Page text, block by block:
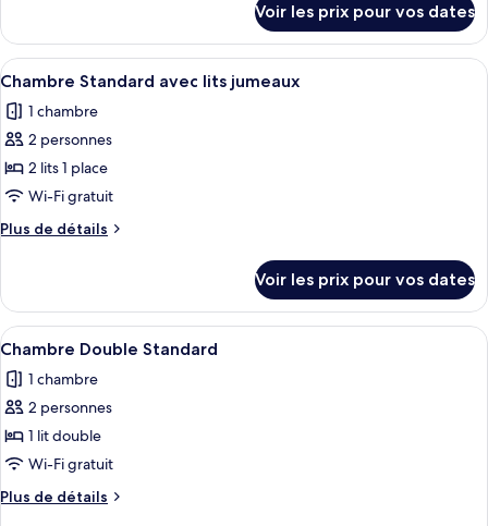
Chambre
Simple
Standard
le
type
de
Chambre
Simple
Voir les prix pour vos dates
Afficher
toutes
les
photos
pour
ce
type
de
Chambre
Standard
avec
lits
jumeaux
Une chambre d’hôtel avec deux
5
Chambre Standard avec lits jumeaux
1 chambre
2 personnes
2 lits 1 place
Wi-Fi gratuit
Plus de détails
Plus
le
type
de
Chambre
Standard
lits
jumeaux
Voir les prix pour vos dates
Afficher
toutes
les
photos
pour
ce
type
de
Une chambre d’hôtel avec un lit, un
5
Chambre Double Standard
1 chambre
2 personnes
1 lit double
Wi-Fi gratuit
Plus de détails
Plus